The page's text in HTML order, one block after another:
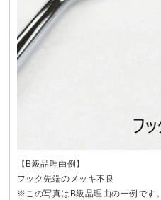
【B級品理由例】
フック先端のメッキ不良
※この写真はB級品理由の一例です。